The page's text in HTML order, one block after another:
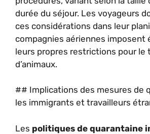
durée du séjour. Les voyageurs
ces considérations dans leur
compagnies aériennes imposent
leurs propres restrictions pour le
d’animaux.
## Implications des mesures de
les immigrants et travailleurs
Les politiques de quarantaine